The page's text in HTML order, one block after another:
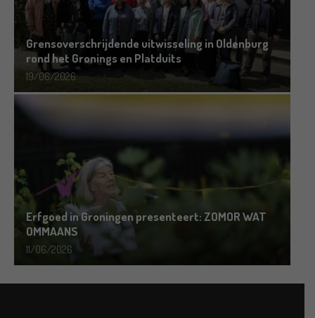
Grensoverschrijdende uitwisseling in Oldenburg
rond het Gronings en Platduits
19/06/2026
Erfgoed in Groningen presenteert: ZOMOR WAT
OMMAANS
11/06/2026